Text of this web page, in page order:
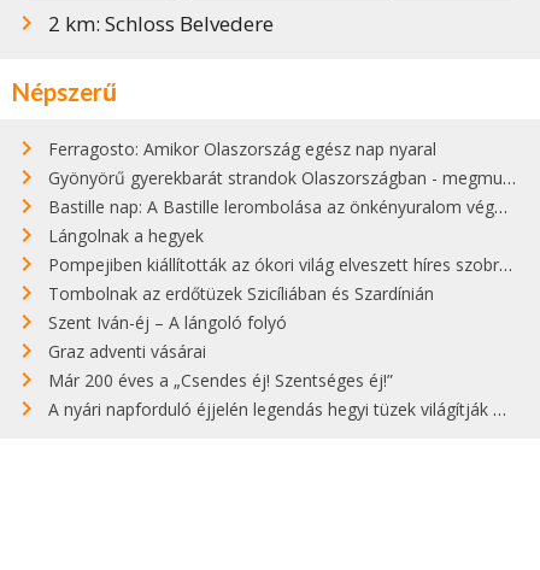
2 km: Schloss Belvedere
Népszerű
Ferragosto: Amikor Olaszország egész nap nyaral
Gyönyörű gyerekbarát strandok Olaszországban - megmutatjuk a 15 legjobbat
Bastille nap: A Bastille lerombolása az önkényuralom végét jelentette
Lángolnak a hegyek
Pompejiben kiállították az ókori világ elveszett híres szobrának másolatát
Tombolnak az erdőtüzek Szicíliában és Szardínián
Szent Iván-éj – A lángoló folyó
Graz adventi vásárai
Már 200 éves a „Csendes éj! Szentséges éj!”
A nyári napforduló éjjelén legendás hegyi tüzek világítják meg Zugspitzét